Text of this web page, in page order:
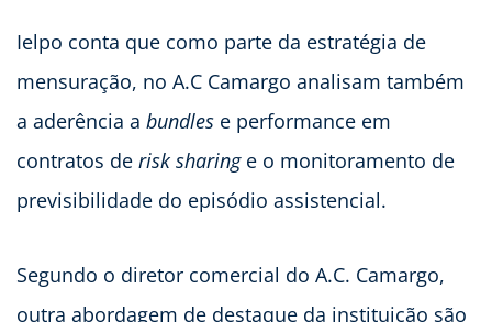
Ielpo conta que como parte da estratégia de
mensuração, no A.C Camargo analisam também
a aderência a bundles e performance em
contratos de risk sharinge o monitoramento de
previsibilidade do episódio assistencial.
Segundo o diretor comercial do A.C. Camargo,
outra abordagem de destaque da instituição são